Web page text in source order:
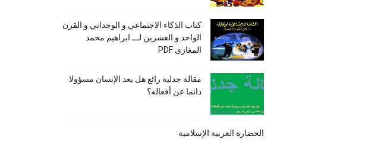
كتاب الذكاء الاجتماعي و الوجداني و القرن
الواحد و العشرين لـــ ابراهيم محمد
المغازى PDF
مقالة جدلية رائع هل يعد الإنسان مسؤولا
دائما عن أفعاله؟
الحضارة العربية الإسلامية